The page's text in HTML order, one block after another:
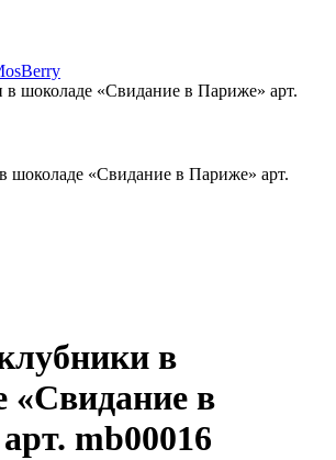
в шоколаде «Свидание в Париже» арт.
шоколаде «Свидание в Париже» арт.
в
«Свидание в
mb00016